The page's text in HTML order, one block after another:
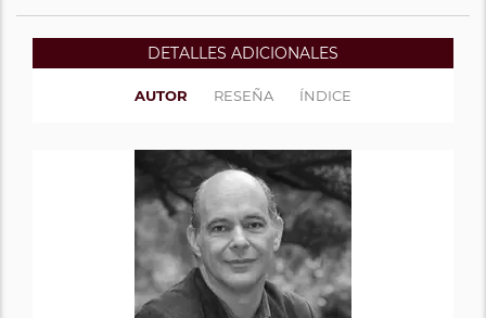
DETALLES ADICIONALES
AUTOR RESEÑA ÍNDICE